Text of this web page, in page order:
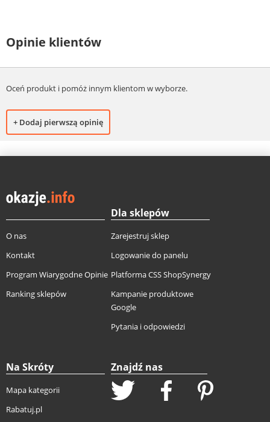
Opinie klientów
Oceń produkt i pomóż innym klientom w wyborze.
+ Dodaj pierwszą opinię
O nas
Kontakt
Program Wiarygodne Opinie
Ranking sklepów
Dla sklepów
Zarejestruj sklep
Logowanie do panelu
Platforma CSS ShopSynergy
Kampanie produktowe
Google
Pytania i odpowiedzi
Na Skróty
Mapa kategorii
Rabatuj.pl
Znajdź nas